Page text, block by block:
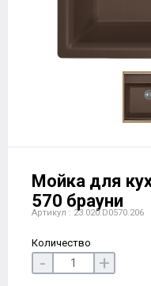
Мойка для
570 брауни
Артикул : 23.020.D0570.206
Количество
- +